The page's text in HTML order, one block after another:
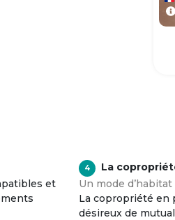
et
4
La
Un mode
La copropriété en
désireux de